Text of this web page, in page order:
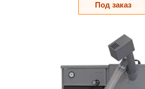
Под заказ